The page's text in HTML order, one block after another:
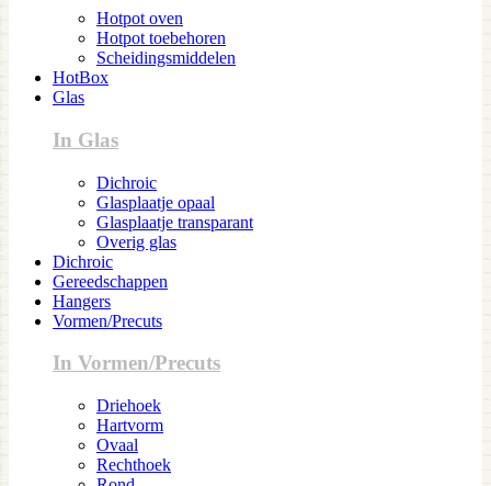
Hotpot oven
Hotpot toebehoren
Scheidingsmiddelen
HotBox
Glas
In Glas
Dichroic
Glasplaatje opaal
Glasplaatje transparant
Overig glas
Dichroic
Gereedschappen
Hangers
Vormen/Precuts
In Vormen/Precuts
Driehoek
Hartvorm
Ovaal
Rechthoek